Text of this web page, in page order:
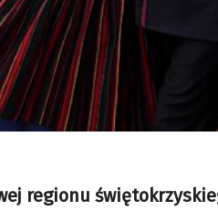
regionu